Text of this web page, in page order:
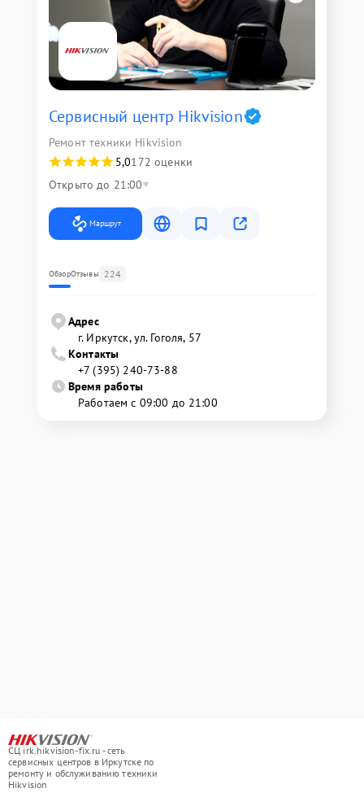
Сервисный центр Hikvision
Ремонт техники Hikvision
5,0172 оценки
Открыто до 21:00
Маршрут
ОбзорОтзывы 224
Адрес
г. Иркутск, ул. ​Гоголя, 57
Контакты
+7 (395) 240-73-88
Время работы
Работаем с 09:00 до 21:00
СЦ irk.hikvision-fix.ru - сеть
сервисных центров в Иркутске по
ремонту и обслуживанию техники
Hikvision